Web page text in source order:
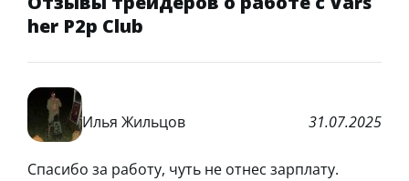
her P2p Club
Илья Жильцов 31.07.2025
Спасибо за работу, чуть не отнес зарплату.